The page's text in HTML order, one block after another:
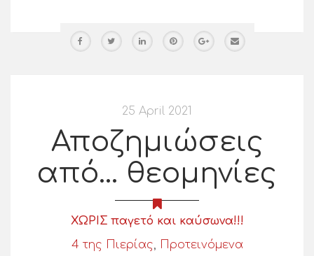
25 April 2021
Αποζημιώσεις
από… θεομηνίες
ΧΩΡΙΣ παγετό και καύσωνα!!!
4 της Πιερίας, Προτεινόμενα